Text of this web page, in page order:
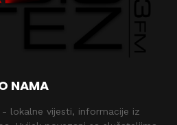
NAMA
- lokalne vijesti, informacije iz